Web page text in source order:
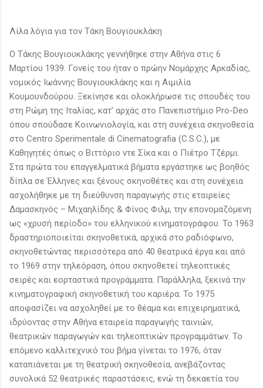
Λίλα λόγια για τον Τάκη Βουγιουκλάκη
Ο Τάκης Βουγιουκλάκης γεννήθηκε στην Αθήνα στις 6
Μαρτίου 1939. Γονείς του ήταν ο πρώην Νομάρχης Αρκαδίας,
νομικός Ιωάννης Βουγιουκλάκης και η Αιμιλία
Κουμουνδούρου. Ξεκίνησε και ολοκλήρωσε τις σπουδές του
στη Ρώμη της Ιταλίας, κατ’ αρχάς στο Πανεπιστήμιο Pro-Deo
όπου σπούδασε Κοινωνιολογία, και στη συνέχεια σκηνοθεσία
στο Centro Sperimentale di Cinematografia (C.S.C.), με
Καθηγητές όπως ο Βιττόριο ντε Σίκα και ο Πιέτρο Τζέρμι.
Στα πρώτα του επαγγελματικά βήματα εργάστηκε ως βοηθός
δίπλα σε Έλληνες και ξένους σκηνοθέτες και στη συνέχεια
ασχολήθηκε με τη διεύθυνση παραγωγής στις εταιρείες
Δαμασκηνός – Μιχαηλίδης & Φίνος Φιλμ, την επονομαζόμενη
ως «χρυσή περίοδο» του ελληνικού κινηματογράφου. Το 1963
δραστηριοποιείται σκηνοθετικά, αρχικά στο ραδιόφωνο,
σκηνοθετώντας περισσότερα από 40 θεατρικά έργα και από
το 1969 στην τηλεόραση, όπου σκηνοθετεί τηλεοπτικές
σειρές και εορταστικά προγράμματα. Παράλληλα, ξεκινά την
κινηματογραφική σκηνοθετική του καριέρα. Το 1975
αποφασίζει να ασχοληθεί με το θέαμα και επιχειρηματικά,
ιδρύοντας στην Αθήνα εταιρεία παραγωγής ταινιών,
θεατρικών παραγωγών και τηλεοπτικών προγραμμάτων. Το
επόμενο καλλιτεχνικό του βήμα γίνεται το 1976, όταν
καταπιάνεται με τη θεατρική σκηνοθεσία, ανεβάζοντας
συνολικά 52 θεατρικές παραστάσεις, ενώ τη δεκαετία του